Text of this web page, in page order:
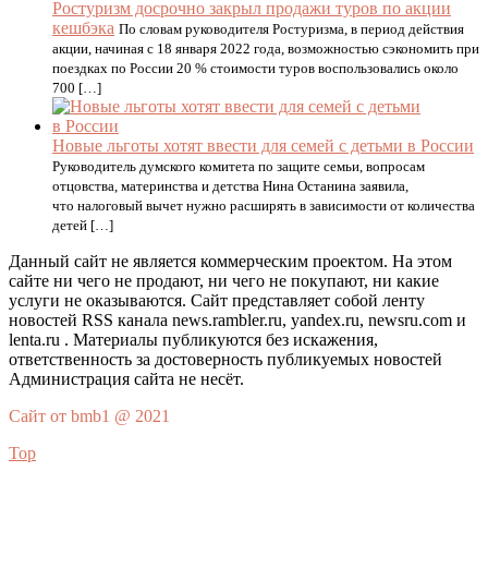
Ростуризм досрочно закрыл продажи туров по акции
кешбэка По словам руководителя Ростуризма, в период действия
акции, начиная с 18 января 2022 года, возможностью сэкономить при
поездках по России 20 % стоимости туров воспользовались около
700 […]
Новые льготы хотят ввести для семей с детьми в России
Руководитель думского комитета по защите семьи, вопросам
отцовства, материнства и детства Нина Останина заявила,
что налоговый вычет нужно расширять в зависимости от количества
детей […]
Данный сайт не является коммерческим проектом. На этом
сайте ни чего не продают, ни чего не покупают, ни какие
услуги не оказываются. Сайт представляет собой ленту
новостей RSS канала news.rambler.ru, yandex.ru, newsru.com и
lenta.ru . Материалы публикуются без искажения,
ответственность за достоверность публикуемых новостей
Администрация сайта не несёт.
Сайт от bmb1 @ 2021
Top